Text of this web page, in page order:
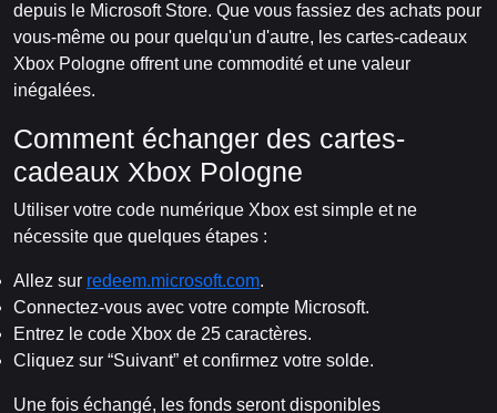
depuis le Microsoft Store. Que vous fassiez des achats pour
vous-même ou pour quelqu'un d'autre, les cartes-cadeaux
Xbox Pologne offrent une commodité et une valeur
inégalées.
Comment échanger des cartes-
cadeaux Xbox Pologne
Utiliser votre code numérique Xbox est simple et ne
nécessite que quelques étapes :
Allez sur redeem.microsoft.com.
Connectez-vous avec votre compte Microsoft.
Entrez le code Xbox de 25 caractères.
Cliquez sur “Suivant” et confirmez votre solde.
Une fois échangé, les fonds seront disponibles